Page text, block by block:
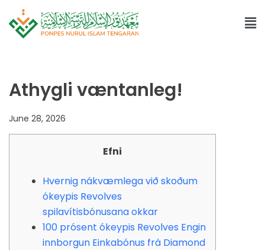
Athygli væntanleg!
June 28, 2026
Efni
Hvernig nákvæmlega við skoðum
ókeypis Revolves
spilavítisbónusana okkar
100 prósent ókeypis Revolves Engin
innborgun Einkabónus frá Diamond